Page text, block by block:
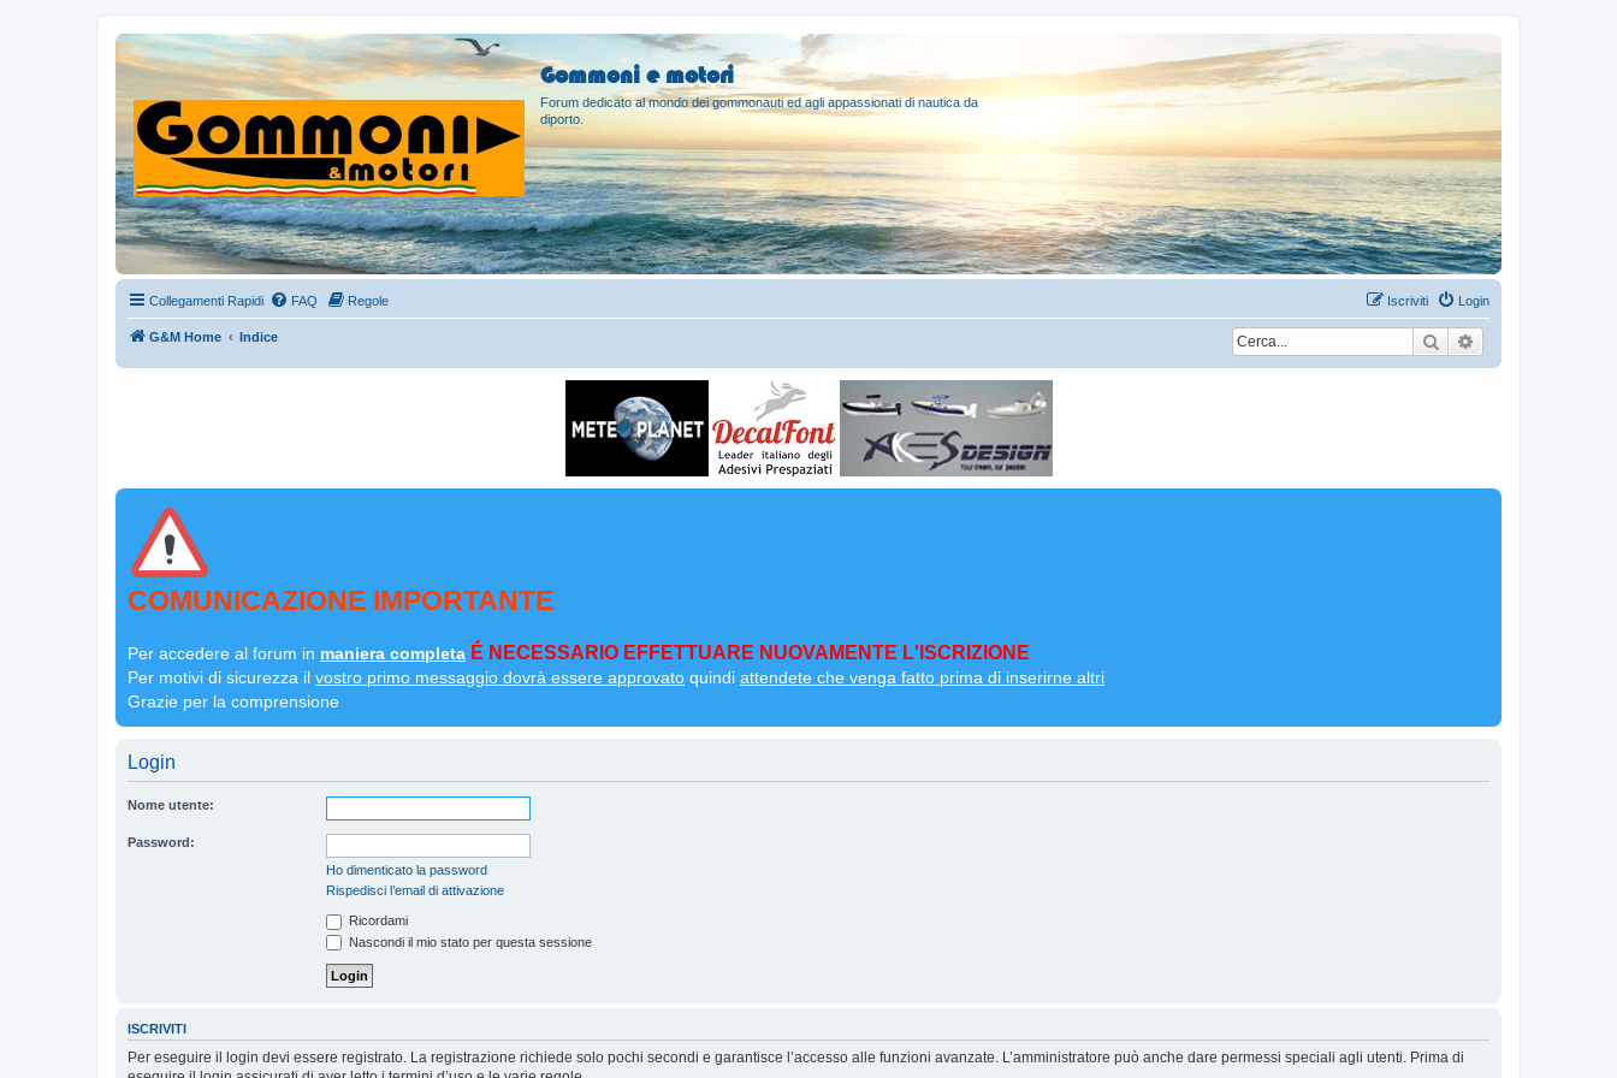
Gommoni e motori
Forum dedicato al mondo dei gommonauti ed agli appassionati di nautica da
diporto.
Collegamenti Rapidi FAQ Regole Login
Iscriviti
G&M Home Indice Cerca
COMUNICAZIONE IMPORTANTE
Per accedere al forum in maniera completa É NECESSARIO EFFETTUARE NUOVAMENTE L'ISCRIZIONE
Per motivi di sicurezza il vostro primo messaggio dovrà essere approvato quindi attendete che venga fatto prima di inserirne altri
Grazie per la comprensione
Login
Nome utente:
Password:
Ho dimenticato la password
Rispedisci l’email di attivazione
Ricordami
Nascondi il mio stato per questa sessione
ISCRIVITI
Per eseguire il login devi essere registrato. La registrazione richiede solo pochi secondi e garantisce l’accesso alle funzioni avanzate. L’amministratore può anche dare permessi speciali agli utenti. Prima di